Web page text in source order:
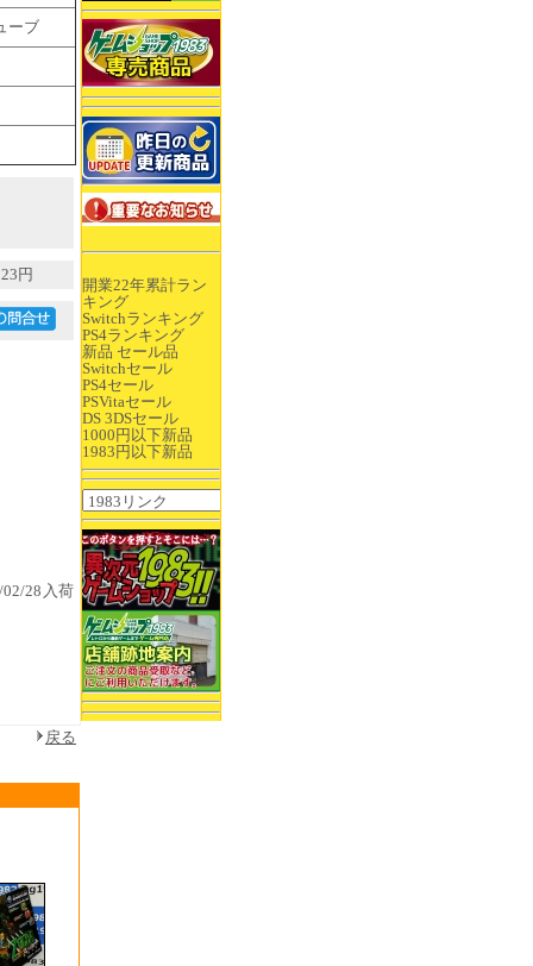
開業22年累計ラン
キング
Switchランキング
PS4ランキング
新品 セール品
Switchセール
PS4セール
PSVitaセール
DS 3DSセール
1000円以下新品
1983円以下新品
ーブ
円
28入荷
戻る